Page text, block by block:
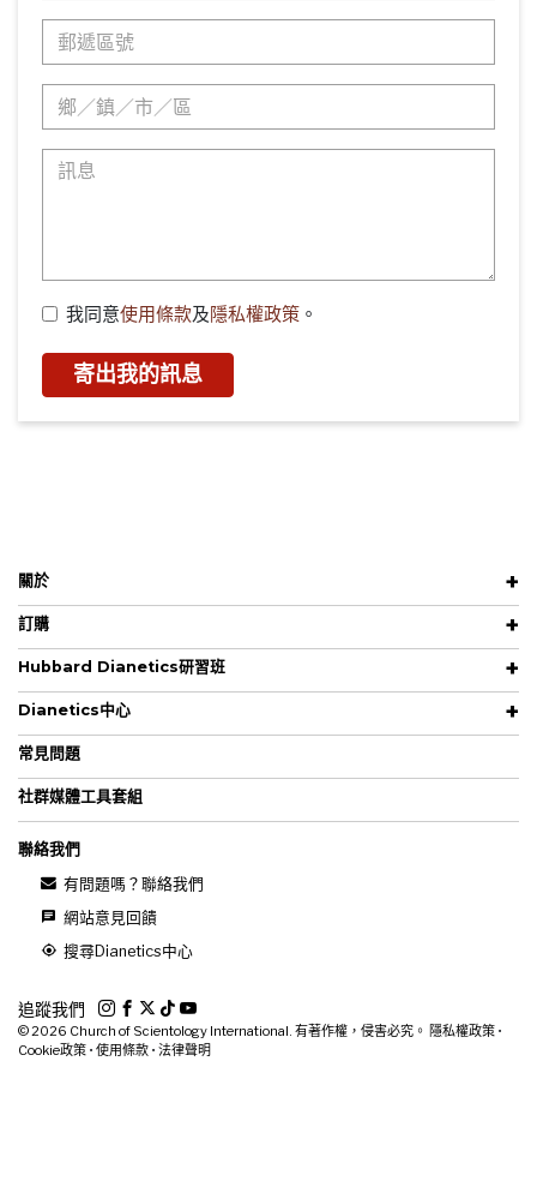
我同意使用條款及隱私權政策 。
寄出我的訊息
關於
訂購
Hubbard Dianetics研習班
Dianetics中心
常見問題
社群媒體工具套組
聯絡我們
有問題嗎？聯絡我們
網站意見回饋
搜尋Dianetics中心
追蹤我們
© 2026 Church of Scientology International. 有著作權，侵害必究。 隱私權政策 •
Cookie政策 • 使用條款 • 法律聲明